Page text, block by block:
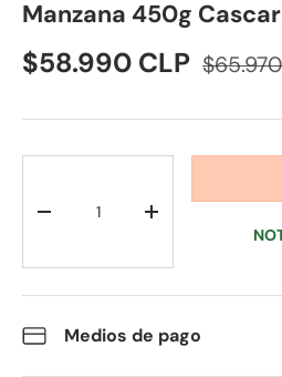
Manzana 450g
$58.990 CLP $65.970
+
Medios de pago